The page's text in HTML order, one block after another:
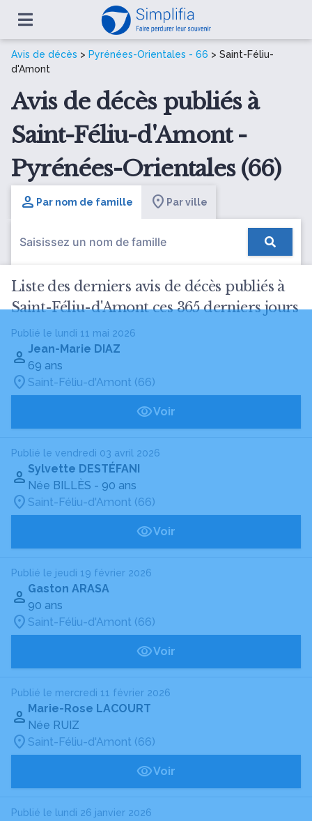
Avis de décès > Pyrénées-Orientales - 66 > Saint-Féliu-
d'Amont
Avis de décès publiés à
Saint-Féliu-d'Amont -
Pyrénées-Orientales (66)
Par nom de famille Par ville
Liste des derniers avis de décès publiés à
Saint-Féliu-d'Amont ces 365 derniers jours
Publié le lundi 11 mai 2026
Jean-Marie DIAZ
69 ans
Saint-Féliu-d'Amont (66)
Voir
Publié le vendredi 03 avril 2026
Sylvette DESTÉFANI
Née BILLÈS - 90 ans
Saint-Féliu-d'Amont (66)
Voir
Publié le jeudi 19 février 2026
Gaston ARASA
90 ans
Saint-Féliu-d'Amont (66)
Voir
Publié le mercredi 11 février 2026
Marie-Rose LACOURT
Née RUIZ
Saint-Féliu-d'Amont (66)
Voir
Publié le lundi 26 janvier 2026